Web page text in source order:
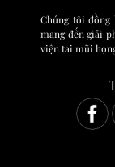
Chúng tôi đồng
mang đến giải
viện tai mũi